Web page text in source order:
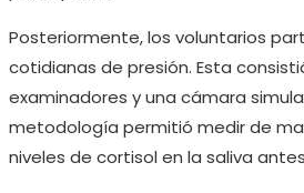
Posteriormente, los voluntarios
cotidianas de presión. Esta
examinadores y una cámara
metodología permitió medir de
niveles de cortisol en la saliva